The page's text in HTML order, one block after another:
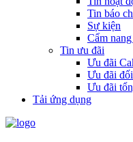
Tin báo
Sự kiện
Cẩm
Tin ưu đãi
Ưu đãi
Ưu đãi
Ưu đãi
Tải ứng dụng